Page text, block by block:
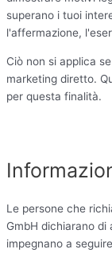
superano i tuoi
l'affermazione,
Ciò non si applica
marketing diretto.
per questa finalità.
Le persone che
GmbH dichiarano
impegnano a